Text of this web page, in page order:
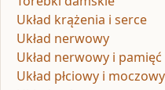
Układ krążenia i serce
Układ nerwowy
Układ nerwowy i pamięć
Układ płciowy i moczowy